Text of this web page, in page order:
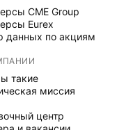
CME Group
Eurex
данных по акциям
такие
миссия
центр